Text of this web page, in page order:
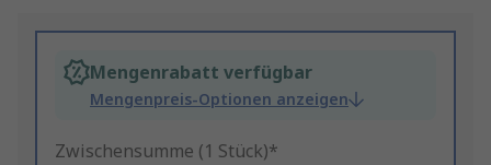
Mengenrabatt verfügbar
Mengenpreis-Optionen anzeigen
Zwischensumme (1 Stück)*